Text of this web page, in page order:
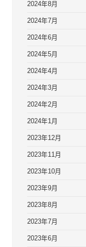
2024年8月
2024年7月
2024年6月
2024年5月
2024年4月
2024年3月
2024年2月
2024年1月
2023年12月
2023年11月
2023年10月
2023年9月
2023年8月
2023年7月
2023年6月